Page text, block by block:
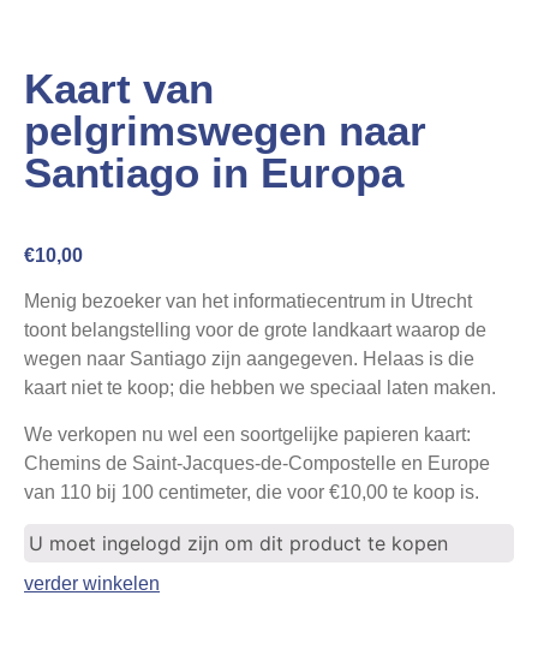
Kaart van
pelgrimswegen naar
Santiago in Europa
€10,00
Menig bezoeker van het informatiecentrum in Utrecht
toont belangstelling voor de grote landkaart waarop de
wegen naar Santiago zijn aangegeven. Helaas is die
kaart niet te koop; die hebben we speciaal laten maken.
We verkopen nu wel een soortgelijke papieren kaart:
Chemins de Saint-Jacques-de-Compostelle en Europe
van 110 bij 100 centimeter, die voor €10,00 te koop is.
U moet ingelogd zijn om dit product te kopen
verder winkelen